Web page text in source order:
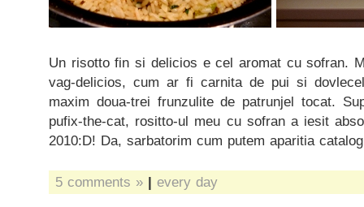
Un risotto fin si delicios e cel aromat cu sofran.
vag-delicios, cum ar fi carnita de pui si
maxim doua-trei frunzulite de patrunjel tocat.
pufix-the-cat, rositto-ul meu cu sofran a iesit
2010:D! Da, sarbatorim cum putem aparitia
5 comments » | every day